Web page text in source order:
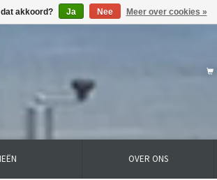
OVER ONS
akkoord? Ja Nee Meer over cookies »